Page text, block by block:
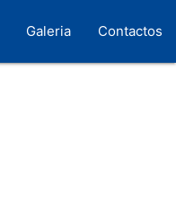
Galeria Contactos